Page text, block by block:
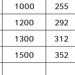
1000
255
1200
292
1300
312
1500
352